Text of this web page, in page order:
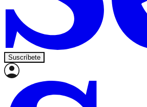
Suscríbete